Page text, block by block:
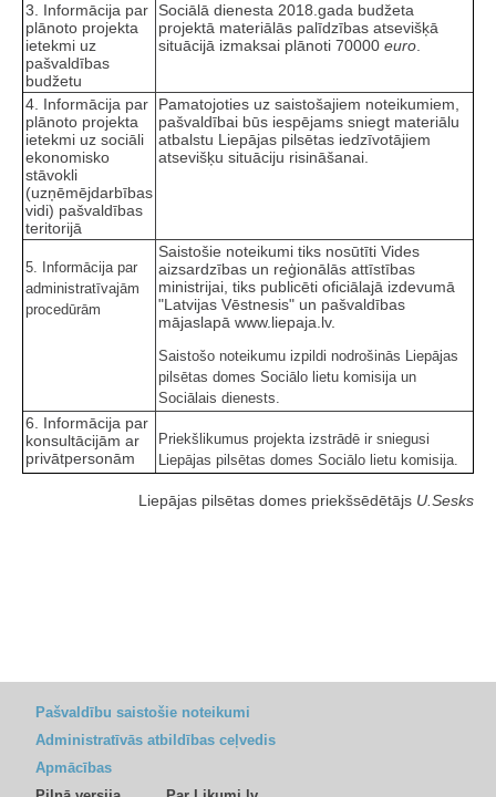
3. Informācija par
plānoto projekta
ietekmi uz
pašvaldības
budžetu
Sociālā dienesta 2018.gada budžeta
projektā materiālās palīdzības atsevišķā
situācijā izmaksai plānoti 70000 euro.
4. Informācija par
plānoto projekta
ietekmi uz sociāli
ekonomisko
stāvokli
(uzņēmējdarbības
vidi) pašvaldības
teritorijā
Pamatojoties uz saistošajiem noteikumiem,
pašvaldībai būs iespējams sniegt materiālu
atbalstu Liepājas pilsētas iedzīvotājiem
atsevišķu situāciju risināšanai.
5. Informācija par
administratīvajām
procedūrām
Saistošie noteikumi tiks nosūtīti Vides
aizsardzības un reģionālās attīstības
ministrijai, tiks publicēti oficiālajā izdevumā
"Latvijas Vēstnesis" un pašvaldības
mājaslapā www.liepaja.lv.
Saistošo noteikumu izpildi nodrošinās Liepājas
pilsētas domes Sociālo lietu komisija un
Sociālais dienests.
6. Informācija par
konsultācijām ar
privātpersonām
Priekšlikumus projekta izstrādē ir sniegusi
Liepājas pilsētas domes Sociālo lietu komisija.
Liepājas pilsētas domes priekšsēdētājs U.Sesks
Pašvaldību saistošie noteikumi
Administratīvās atbildības ceļvedis
Apmācības